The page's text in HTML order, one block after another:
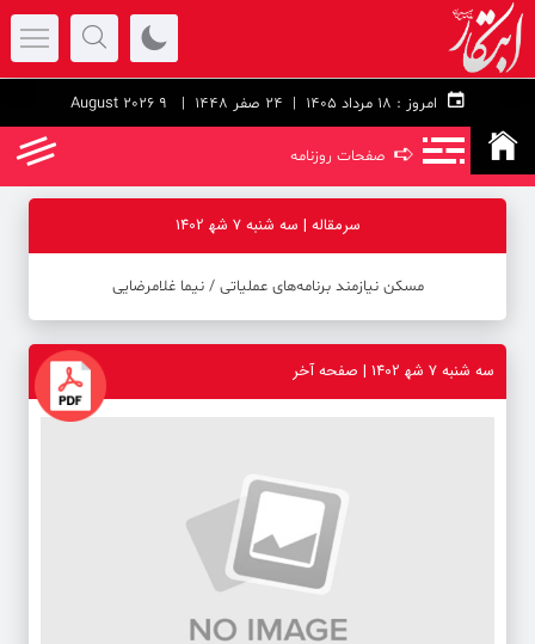
امروز : 24 صفر 1448 | 9 August 2026
➪ صفحات روزنامه
سرمقاله | سه شنبه 7 شه‍ 1402
مسکن نیازمند برنامه‌های عملیاتی ‪/‬ نیما غلامرضایی
سه شنبه 7 شه‍ 1402 | صفحه آخر